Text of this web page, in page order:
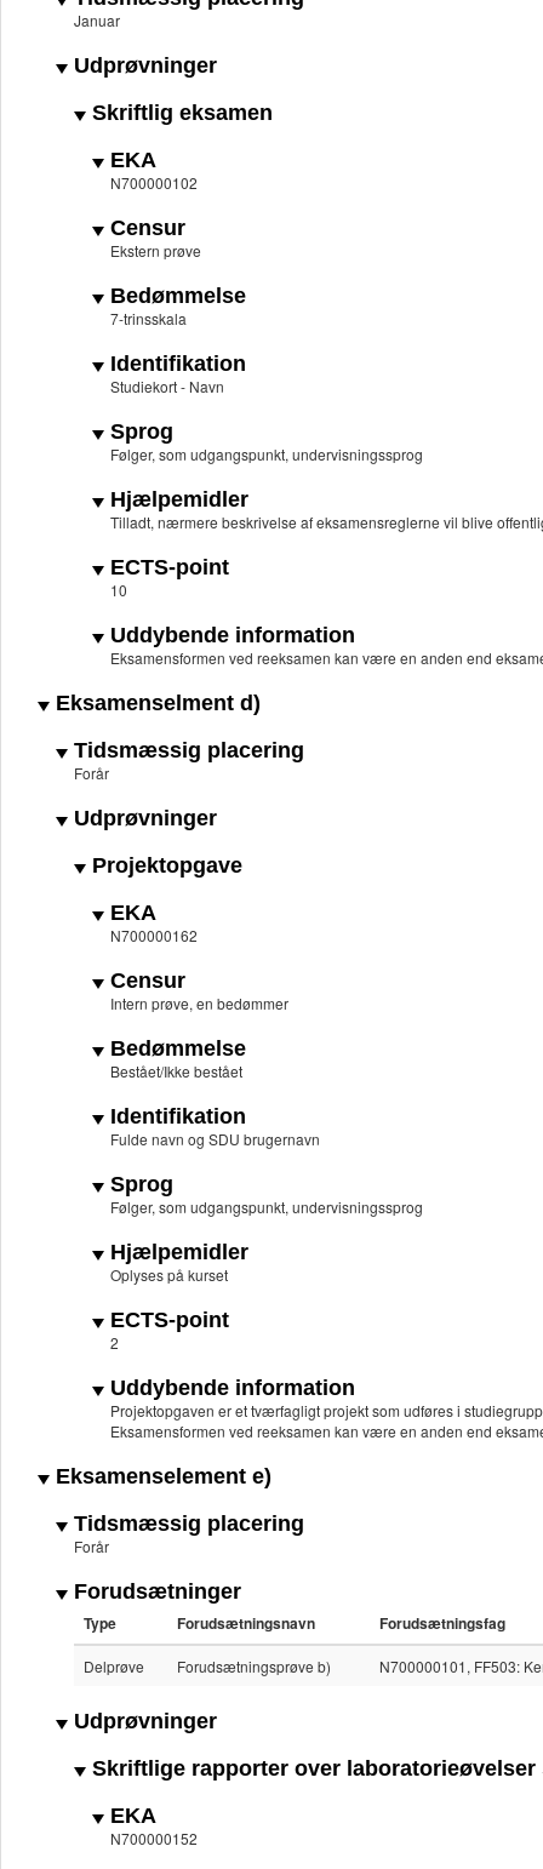
Januar
Udprøvninger
Skriftlig eksamen
EKA
N700000102
Censur
Ekstern prøve
Bedømmelse
7-trinsskala
Identifikation
Studiekort - Navn
Sprog
Følger, som udgangspunkt, undervisningssprog
Hjælpemidler
Tilladt, nærmere beskrivelse af eksamensreglerne vil blive
ECTS-point
10
Uddybende information
Eksamensformen ved reeksamen kan være en anden end
Eksamenselment d)
Tidsmæssig placering
Forår
Udprøvninger
Projektopgave
EKA
N700000162
Censur
Intern prøve, en bedømmer
Bedømmelse
Bestået/Ikke bestået
Identifikation
Fulde navn og SDU brugernavn
Sprog
Følger, som udgangspunkt, undervisningssprog
Hjælpemidler
Oplyses på kurset
ECTS-point
2
Uddybende information
Projektopgaven er et tværfagligt projekt som udføres i
Eksamensformen ved reeksamen kan være en anden end
Eksamenselement e)
Tidsmæssig placering
Forår
Forudsætninger
Type Forudsætningsnavn Forudsætningsfag
Delprøve Forudsætningsprøve b) N700000101, FF503:
Udprøvninger
Skriftlige rapporter over
EKA
N700000152